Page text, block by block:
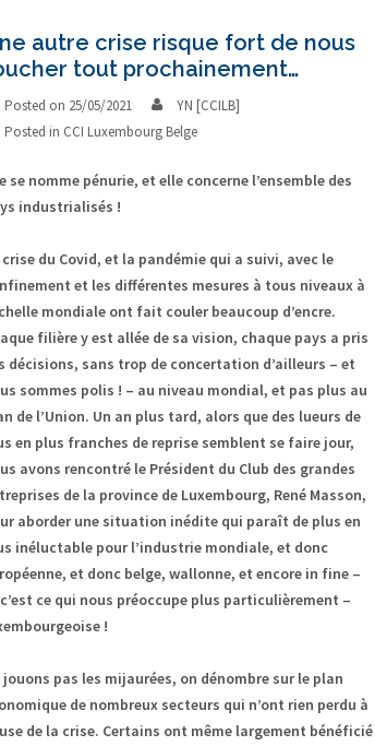
autre crise risque fort de nous
tout prochainement…
Posted on 25/05/2021
YN [CCILB]
Posted in CCI Luxembourg Belge
se nomme pénurie, et elle concerne l’ensemble des
industrialisés !
crise du Covid, et la pandémie qui a suivi, avec le
et les différentes mesures à tous niveaux à
mondiale ont fait couler beaucoup d’encre.
filière y est allée de sa vision, chaque pays a pris
décisions, sans trop de concertation d’ailleurs – et
sommes polis ! – au niveau mondial, et pas plus au
de l’Union. Un an plus tard, alors que des lueurs de
en plus franches de reprise semblent se faire jour,
avons rencontré le Président du Club des grandes
de la province de Luxembourg, René Masson,
aborder une situation inédite qui paraît de plus en
inéluctable pour l’industrie mondiale, et donc
et donc belge, wallonne, et encore in fine –
ce qui nous préoccupe plus particulièrement –
!
jouons pas les mijaurées, on dénombre sur le plan
de nombreux secteurs qui n’ont rien perdu à
de la crise. Certains ont même largement bénéficié